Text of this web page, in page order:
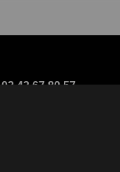
02.43.67.80.57